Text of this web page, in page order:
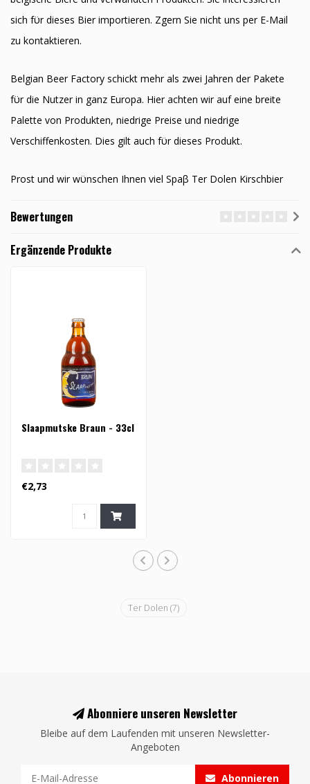
sich fϋr dieses Bier importieren. Zӧgern Sie nicht uns per E-Mail
zu kontaktieren.
Belgian Beer Factory schickt mehr als zwei Jahren der Pakete
fϋr die Nutzer in ganz Europa. Hier achten wir auf eine breite
Palette von Produkten, niedrige Preise und niedrige
Verschiffenkosten. Dies gilt auch fϋr dieses Produkt.
Prost und wir wϋnschen Ihnen viel Spaβ Ter Dolen Kirschbier
Bewertungen
Ergänzende Produkte
Slaapmutske Braun - 33cl
€2,73
Ter Dolen (7)
Abonniere unseren Newsletter
Bleibe auf dem Laufenden mit unseren Newsletter-
Angeboten
Abonnieren